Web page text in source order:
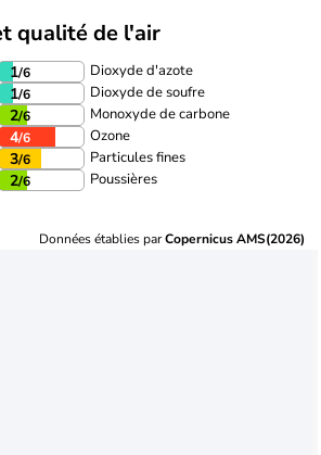
qualité de l'air
1/6 Dioxyde d'azote
1/6 Dioxyde de soufre
2/6 Monoxyde de carbone
4/6 Ozone
3/6 Particules fines
2/6 Poussières
Données établies parCopernicus AMS(2026)